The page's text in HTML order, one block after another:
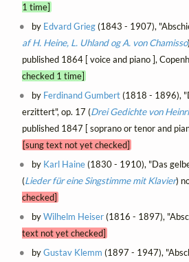
1 time]
by Edvard Grieg(1843 - 1907),
af H. Heine, L. Uhland og A. von Chamisso
published 1864 [ voice and piano ],
checked 1 time]
by Ferdinand Gumbert(1818 - 1896),
erzittert", op. 17 (Drei Gedichte von
published 1847 [ soprano or tenor and
[sung text not yet checked]
by Karl Haine(1830 - 1910), "Das
(Lieder für eine Singstimme mit Klavier)
checked]
byWilhelm Heiser(1816 - 1897),
text not yet checked]
byGustav Klemm (1897 - 1947),